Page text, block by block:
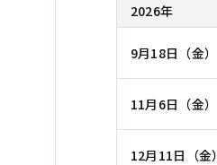
2026年
9月18日（金）
11月6日（金）
12月11日（金）